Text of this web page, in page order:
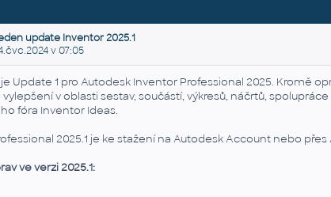
update Inventor 2025.1
v 07:05
Update 1 pro Autodesk Inventor Professional 2025. Kromě
v oblasti sestav, součástí, výkresů, náčrtů,
fóra Inventor Ideas.
2025.1 je ke stažení na Autodesk Account nebo přes
ve verzi 2025.1: